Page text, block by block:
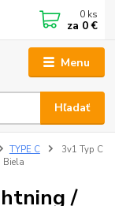
Menu
Hľadať
0 ks
za 0 €
TYPE C
3v1 Typ C
Biela
/